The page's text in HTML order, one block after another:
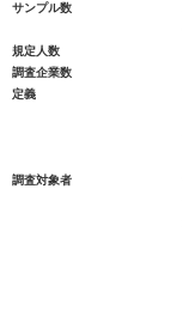
サンプル数
規定人数
調査企業数
定義
調査対象者